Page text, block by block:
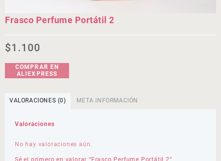
Frasco Perfume Portátil 2
$1.100
COMPRAR EN
ALIEXPRESS
VALORACIONES (0) META INFORMACIÓN
Valoraciones
No hay valoraciones aún.
Sé el primero en valorar “Frasco Perfume Portátil 2”